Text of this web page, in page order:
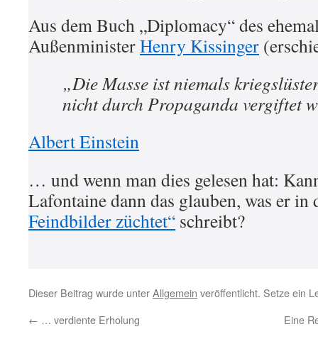
Aus dem Buch „Diplomacy“ des
AußenministerHenry Kissinger
„Die Masse ist niemals
nicht durch Propaganda vergiftet
Albert Einstein
… und wenn man dies gelesen hat:
Lafontaine dann das glauben, was er in
Feindbilder züchtet“ schreibt?
Dieser Beitrag wurde unterAllgemein veröffentlicht. Setze ein
← … verdiente Erholung Eine